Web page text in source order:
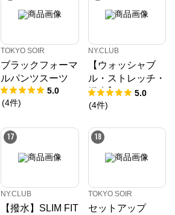
TOKYO SOIR
ブラックフォーマ
ルパンツスーツ
5.0
(4件)
NY.CLUB
【ウォッシャブ
ル・ストレッチ・
撥水】MOVING C
OMFORT エスパ
ー ウエストアジ
ャスト パンツ(セ
ットアップ対応)
5.0
(4件)
17
NY.CLUB
【撥水】SLIM FIT
18
TOKYO SOIR
セットアップ